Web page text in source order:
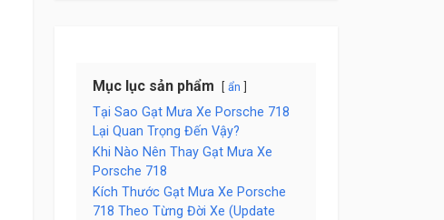
Mục lục sản phẩm ẩn
Tại Sao Gạt Mưa Xe Porsche 718
Lại Quan Trọng Đến Vậy?
Khi Nào Nên Thay Gạt Mưa Xe
Porsche 718
Kích Thước Gạt Mưa Xe Porsche
718 Theo Từng Đời Xe (Update